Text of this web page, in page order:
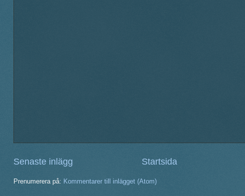
Senaste inlägg Startsida
Prenumerera på: Kommentarer till inlägget (Atom)